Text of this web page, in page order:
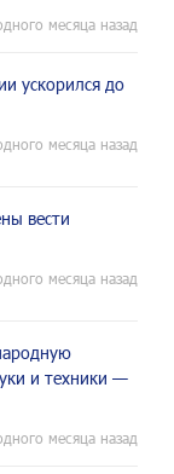
месяца назад
ускорился до
месяца назад
вести
месяца назад
и техники —
месяца назад